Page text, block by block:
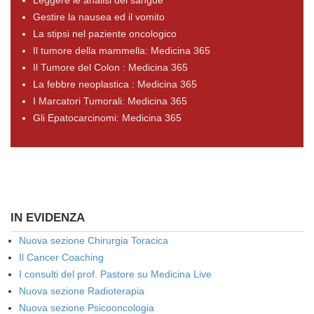
Gestire la nausea ed il vomito
La stipsi nel paziente oncologico
Il tumore della mammella: Medicina 365
Il Tumore del Colon : Medicina 365
La febbre neoplastica : Medicina 365
I Marcatori Tumorali: Medicina 365
Gli Epatocarcinomi: Medicina 365
IN EVIDENZA
Nuova sezione Chirurgia Toracica
Il Cancer Coaching
I consulti del prof. Pastore su Medicina Live
Nuova sezione Radioterapia
Nuova sezione Psicooncologia